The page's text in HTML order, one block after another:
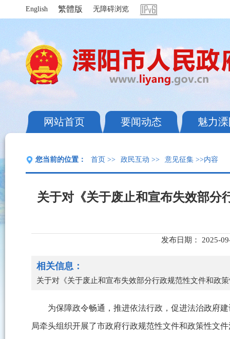
English 繁體版 无障碍浏览
网站首页 要闻动态 魅力
您当前的位置： 首页 >> 政民互动 >> 意见征集 >>内容
关于对《关于废止和宣布失效部分
发布日期： 2025-
相关信息：
关于对《关于废止和宣布失效部分行政规范性文件和政
为保障政令畅通，推进依法行政，促进法治政府
局牵头组织开展了市政府行政规范性文件和政策性文